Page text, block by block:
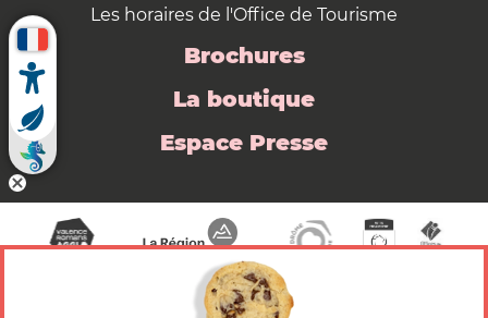
Les horaires de l'Office de Tourisme
Brochures
La boutique
Espace Presse